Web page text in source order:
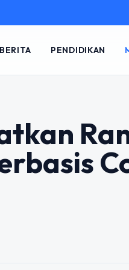
BERITA PENDIDIKAN